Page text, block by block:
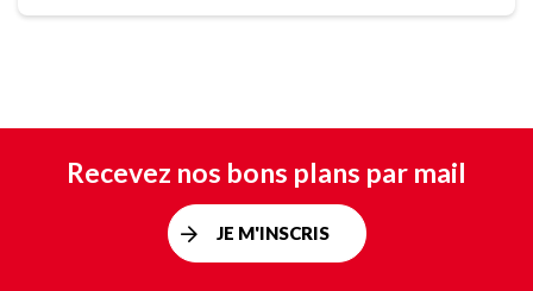
Recevez nos bons plans par mail
JE M'INSCRIS